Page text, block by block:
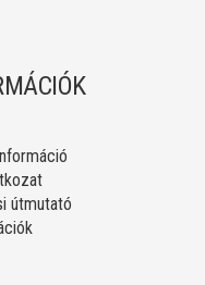
útmutató